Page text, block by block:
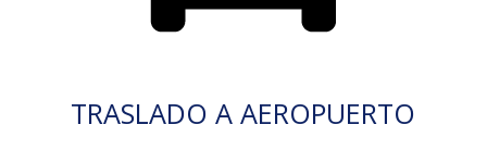
TRASLADO A AEROPUERTO